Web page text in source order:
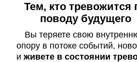
Тем, кто тревожится
поводу будущего
Вы теряете свою
опору в потоке событий,
и живете в состоянии